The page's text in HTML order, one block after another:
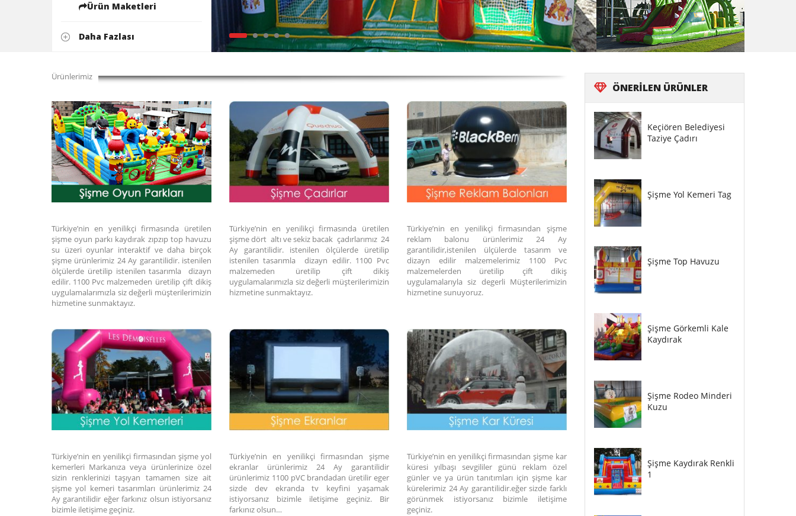
Ürün Maketleri
Daha Fazlası
Ürünlerimiz
Türkiye’nin en yenilikçi firmasında üretilen
şişme oyun parkı kaydırak zıpzıp top havuzu
su üzeri oyunlar interaktif ve daha birçok
şişme ürünlerimiz 24 Ay garantilidir. istenilen
ölçülerde üretilip istenilen tasarımla dizayn
edilir. 1100 Pvc malzemeden üretilip çift dikiş
uygulamalarımızla siz değerli müşterilerimizin
hizmetine sunmaktayız.
Türkiye’nin en yenilikçi firmasında üretilen
şişme dört altı ve sekiz bacak çadırlarımız 24
Ay garantilidir. istenilen ölçülerde üretilip
istenilen tasarımla dizayn edilir. 1100 Pvc
malzemeden üretilip çift dikiş
uygulamalarımızla siz değerli müşterilerimizin
hizmetine sunmaktayız.
Türkiye’nin en yenilikçi firmasından şişme
reklam balonu ürünlerimiz 24 Ay
garantilidir,istenilen ülçülerde tasarım ve
dizayn edilir malzemelerimiz 1100 Pvc
malzemelerden üretilip çift dikiş
uygulamalarıyla siz degerli Müşterilerimizin
hizmetine sunuyoruz.
Türkiye’nin en yenilikçi firmasından şişme yol
kemerleri Markanıza veya ürünlerinize özel
sizin renklerinizi taşıyan tamamen size ait
şişme yol kemeri tasarımları ürünlerimiz 24
Ay garantilidir eğer farkınız olsun istiyorsanız
bizimle iletişime geçiniz.
Türkiye’nin en yenilikçi firmasından şişme
ekranlar ürünlerimiz 24 Ay garantilidir
ürünlerimiz 1100 pVC brandadan üretilir eger
sizde dev ekranda tv keyfini yaşamak
istiyorsanız bizimle iletişime geçiniz. Bir
farkınız olsun…
Türkiye’nin en yenilikçi firmasından şişme kar
küresi yılbaşı sevgililer günü reklam özel
günler ve ya ürün tanıtımları için şişme kar
kürelerimiz 24 Ay garantilidir.eğer sizde farklı
görünmek istiyorsanız bizimle iletişime
geçiniz.
ÖNERILEN ÜRÜNLER
Keçiören Belediyesi
Taziye Çadırı
Şişme Yol Kemeri Tag
Şişme Top Havuzu
Şişme Görkemli Kale
Kaydırak
Şişme Rodeo Minderi
Kuzu
Şişme Kaydırak Renkli
1